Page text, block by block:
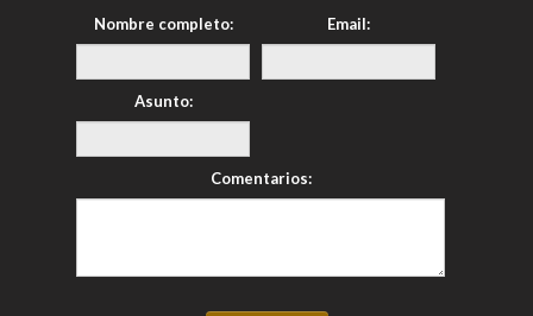
Nombre completo: Email:
Asunto:
Comentarios: